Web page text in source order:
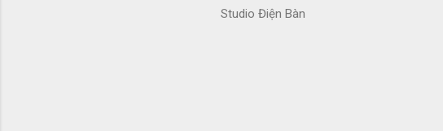
Studio Điện Bàn